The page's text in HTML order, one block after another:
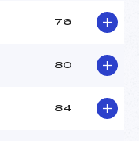
76
80
84